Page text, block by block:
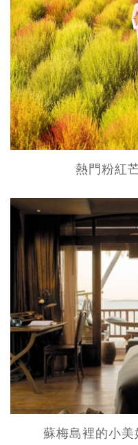
熱門粉紅
蘇梅島裡的小